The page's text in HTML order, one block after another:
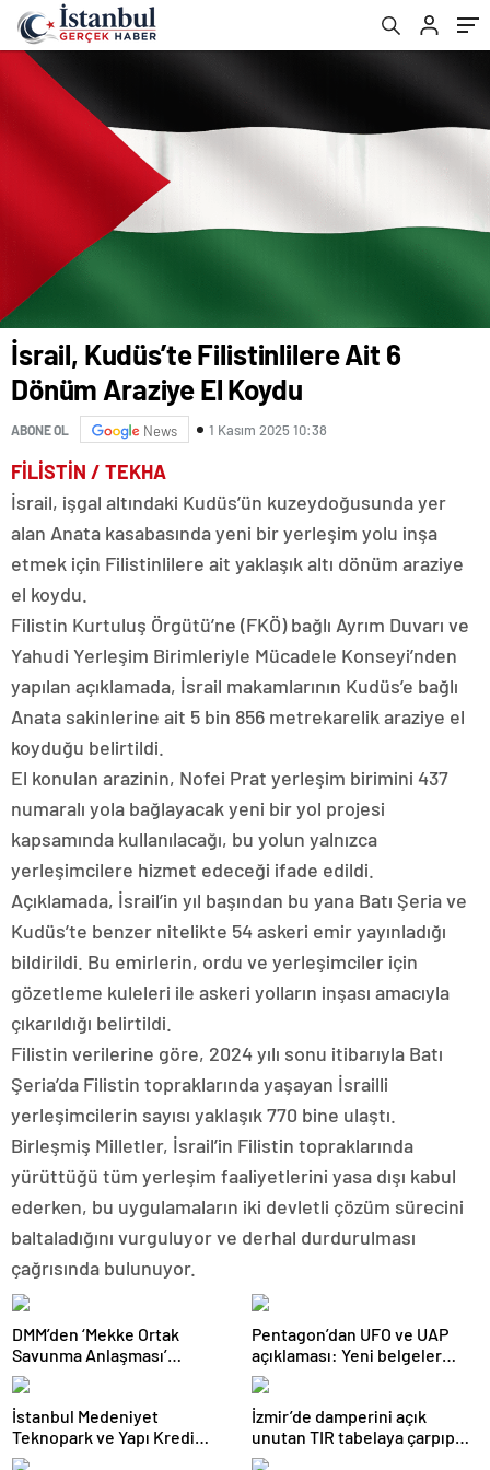
İsrail, Kudüs’te Filistinlilere Ait 6
Dönüm Araziye El Koydu
ABONE OL News 1 Kasım 2025 10:38
FİLİSTİN / TEKHA
İsrail, işgal altındaki Kudüs’ün kuzeydoğusunda yer
alan Anata kasabasında yeni bir yerleşim yolu inşa
etmek için Filistinlilere ait yaklaşık altı dönüm araziye
el koydu.
Filistin Kurtuluş Örgütü’ne (FKÖ) bağlı Ayrım Duvarı ve
Yahudi Yerleşim Birimleriyle Mücadele Konseyi’nden
yapılan açıklamada, İsrail makamlarının Kudüs’e bağlı
Anata sakinlerine ait 5 bin 856 metrekarelik araziye el
koyduğu belirtildi.
El konulan arazinin, Nofei Prat yerleşim birimini 437
numaralı yola bağlayacak yeni bir yol projesi
kapsamında kullanılacağı, bu yolun yalnızca
yerleşimcilere hizmet edeceği ifade edildi.
Açıklamada, İsrail’in yıl başından bu yana Batı Şeria ve
Kudüs’te benzer nitelikte 54 askeri emir yayınladığı
bildirildi. Bu emirlerin, ordu ve yerleşimciler için
gözetleme kuleleri ile askeri yolların inşası amacıyla
çıkarıldığı belirtildi.
Filistin verilerine göre, 2024 yılı sonu itibarıyla Batı
Şeria’da Filistin topraklarında yaşayan İsrailli
yerleşimcilerin sayısı yaklaşık 770 bine ulaştı.
Birleşmiş Milletler, İsrail’in Filistin topraklarında
yürüttüğü tüm yerleşim faaliyetlerini yasa dışı kabul
ederken, bu uygulamaların iki devletli çözüm sürecini
baltaladığını vurguluyor ve derhal durdurulması
çağrısında bulunuyor.
DMM’den ‘Mekke Ortak
Savunma Anlaşması’
iddialarına yalanlama
Pentagon’dan UFO ve UAP
açıklaması: Yeni belgeler
kamuoyuyla paylaşıldı
İstanbul Medeniyet
Teknopark ve Yapı Kredi
FRWRD’den açık inovasyon
İzmir’de damperini açık
unutan TIR tabelaya çarpıp
devrildi: 1 yaralı